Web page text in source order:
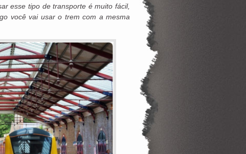
esse tipo de transporte é muito fácil,
você vai usar o trem com a mesma